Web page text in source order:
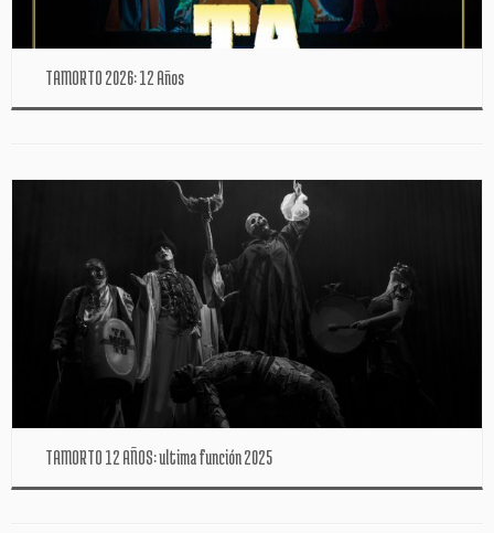
TAMORTO 2026: 12 Años
TAMORTO 12 AÑOS: ultima función 2025